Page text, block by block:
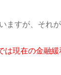
ますが、それが
は現在の金融緩